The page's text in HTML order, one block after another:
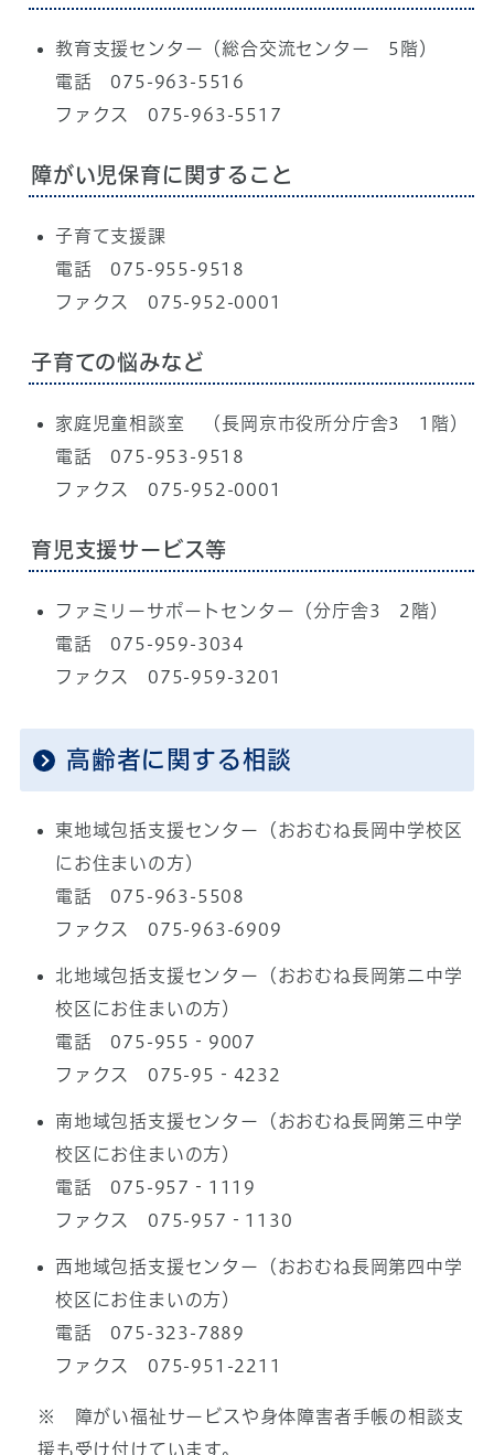
教育支援センター（総合交流センター 5階）
電話 075-963-5516
ファクス 075-963-5517
障がい児保育に関すること
子育て支援課
電話 075-955-9518
ファクス 075-952-0001
子育ての悩みなど
家庭児童相談室 （長岡京市役所分庁舎3 1階）
電話 075-953-9518
ファクス 075-952-0001
育児支援サービス等
ファミリーサポートセンター（分庁舎3 2階）
電話 075-959-3034
ファクス 075-959-3201
高齢者に関する相談
東地域包括支援センター（おおむね長岡中学校区
にお住まいの方）
電話 075-963-5508
ファクス 075-963-6909
北地域包括支援センター（おおむね長岡第二中学
校区にお住まいの方）
電話 075-955‐9007
ファクス 075-95‐4232
南地域包括支援センター（おおむね長岡第三中学
校区にお住まいの方）
電話 075-957‐1119
ファクス 075-957‐1130
西地域包括支援センター（おおむね長岡第四中学
校区にお住まいの方）
電話 075-323-7889
ファクス 075-951-2211
※ 障がい福祉サービスや身体障害者手帳の相談支
援も受け付けています。